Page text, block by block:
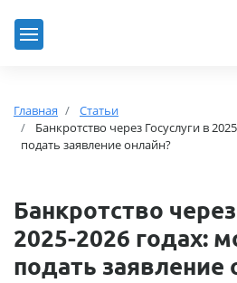
Главная
Статьи
Банкротство через Госуслуги в
подать заявление онлайн?
Банкротство
2025-2026 годах:
подать заявление